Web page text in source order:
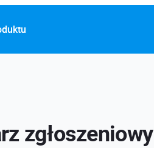
zgłoszeniowy